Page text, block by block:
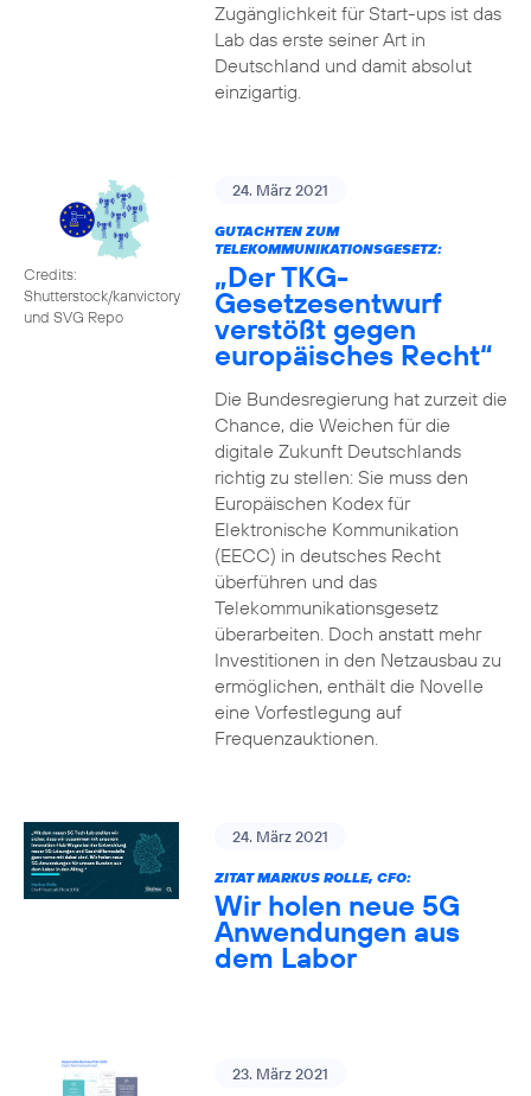
Zugänglichkeit für Start-ups ist das
Lab das erste seiner Art in
Deutschland und damit absolut
einzigartig.
Credits:
Shutterstock/kanvictory
und SVG Repo
24. März 2021
GUTACHTEN ZUM
TELEKOMMUNIKATIONSGESETZ:
„Der TKG-
Gesetzesentwurf
verstößt gegen
europäisches Recht“
Die Bundesregierung hat zurzeit die
Chance, die Weichen für die
digitale Zukunft Deutschlands
richtig zu stellen: Sie muss den
Europäischen Kodex für
Elektronische Kommunikation
(EECC) in deutsches Recht
überführen und das
Telekommunikationsgesetz
überarbeiten. Doch anstatt mehr
Investitionen in den Netzausbau zu
ermöglichen, enthält die Novelle
eine Vorfestlegung auf
Frequenzauktionen.
24. März 2021
ZITAT MARKUS ROLLE, CFO:
Wir holen neue 5G
Anwendungen aus
dem Labor
23. März 2021